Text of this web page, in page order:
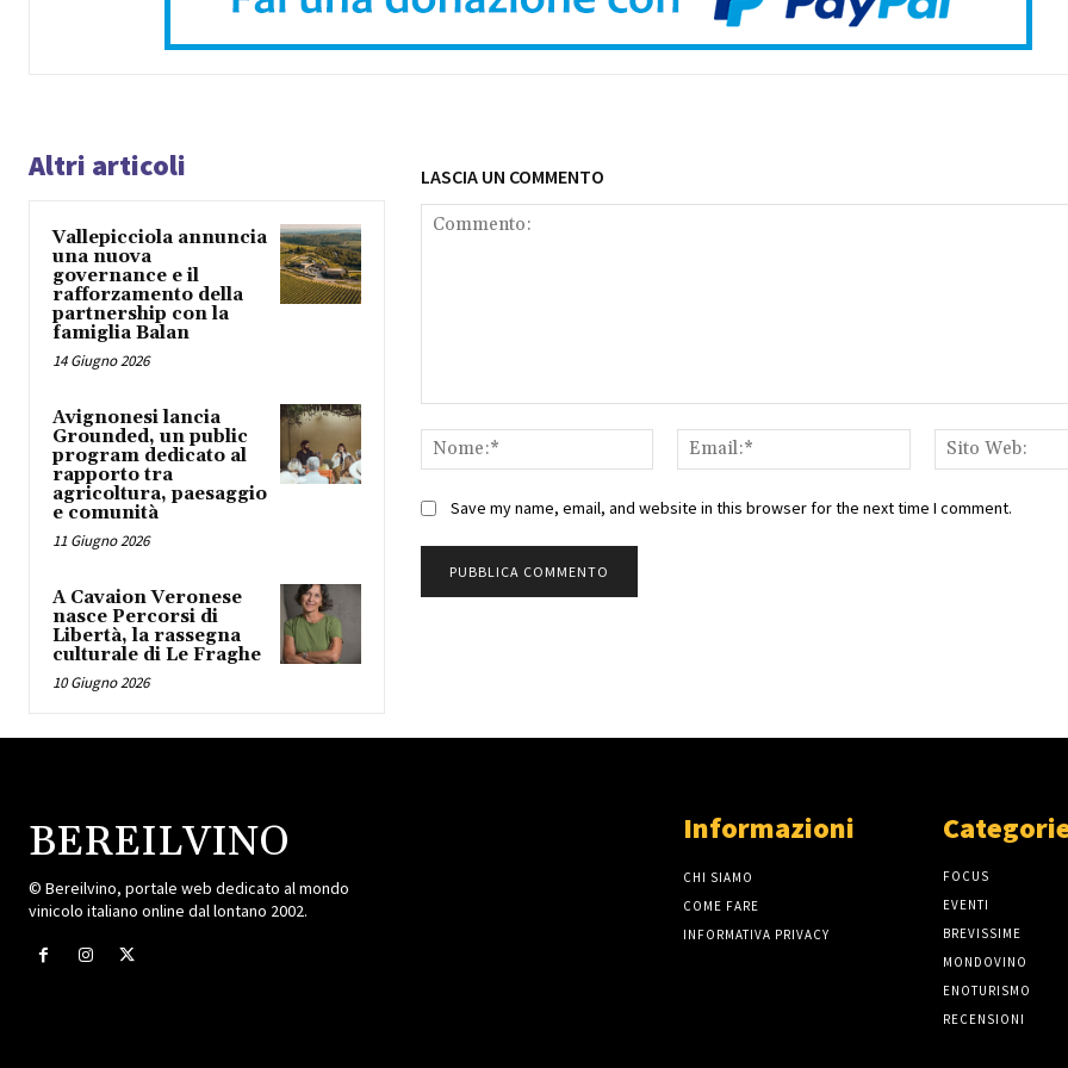
Altri articoli
Vallepicciola annuncia
una nuova
governance e il
rafforzamento della
partnership con la
famiglia Balan
14 Giugno 2026
Avignonesi lancia
Grounded, un public
program dedicato al
rapporto tra
agricoltura, paesaggio
e comunità
11 Giugno 2026
A Cavaion Veronese
nasce Percorsi di
Libertà, la rassegna
culturale di Le Fraghe
10 Giugno 2026
LASCIA UN COMMENTO
Nome:*
Email:*
Save my name, email, and website in this browser for the next time I comment.
BEREILVINO
© Bereilvino, portale web dedicato al mondo
vinicolo italiano online dal lontano 2002.
Informazioni
CHI SIAMO
COME FARE
INFORMATIVA PRIVACY
FOCUS
EVENTI
BREVISSIME
MONDOVINO
ENOTURISMO
RECENSIONI